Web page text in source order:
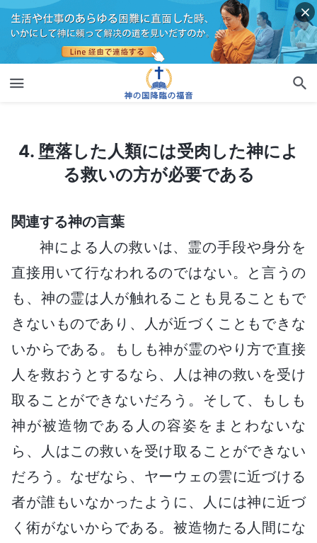
4. 堕落した人類には受肉した神によ
る救いの方が必要である
関連する神の言葉
神による人の救いは、霊の手段や身分を
直接用いて行なわれるのではない。と言うの
も、神の霊は人が触れることも見ることもで
きないものであり、人が近づくこともできな
いからである。もしも神が霊のやり方で直接
人を救おうとするなら、人は神の救いを受け
取ることができないだろう。そして、もしも
神が被造物である人の容姿をまとわないな
ら、人はこの救いを受け取ることができない
だろう。なぜなら、ヤーウェの雲に近づける
者が誰もいなかったように、人には神に近づ
く術がないからである。被造物たる人間にな